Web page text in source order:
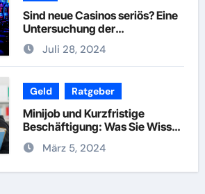
Sind neue Casinos seriös? Eine
Untersuchung der
Vertrauenswürdigkeit
Juli 28, 2024
Geld Ratgeber
Minijob und Kurzfristige
Beschäftigung: Was Sie Wissen
Müssen
März 5, 2024